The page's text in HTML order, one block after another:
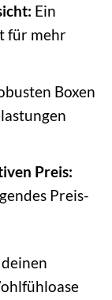
Ein
für mehr
Boxen
Preis:
Preis-